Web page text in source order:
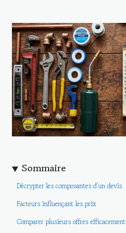
Sommaire
Décrypter les composantes d’un devis
Facteurs influençant les prix
Comparer plusieurs offres efficacement